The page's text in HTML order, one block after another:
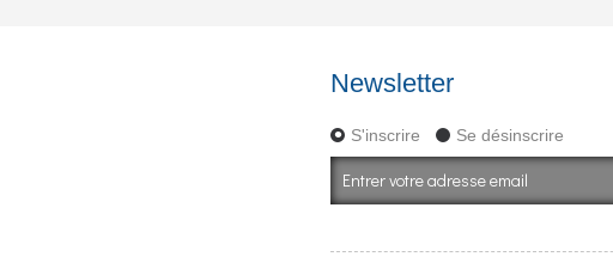
Newsletter
S'inscrire Se désinscrire